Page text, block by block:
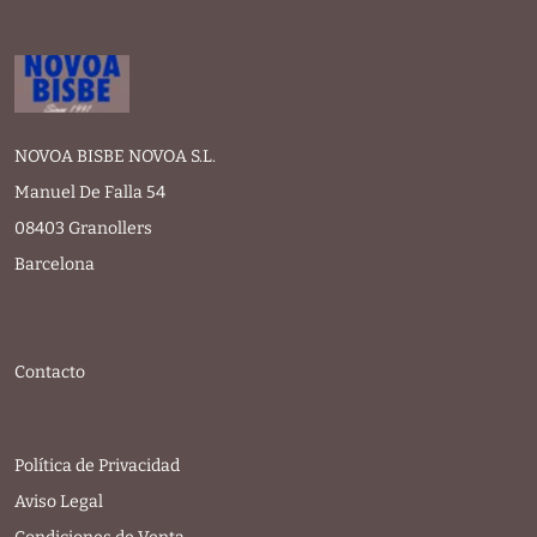
NOVOA BISBE NOVOA S.L.
Manuel De Falla 54
08403 Granollers
Barcelona
Contacto
Política de Privacidad
Aviso Legal